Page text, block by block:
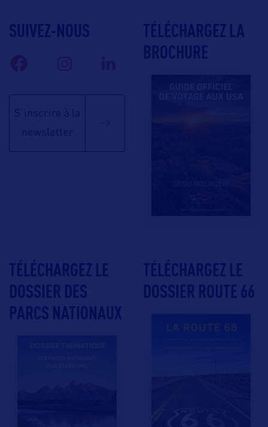
SUIVEZ-NOUS
S'inscrire à la
newsletter
TÉLÉCHARGEZ LA
BROCHURE
TÉLÉCHARGEZ LE
DOSSIER DES
PARCS NATIONAUX
TÉLÉCHARGEZ LE
DOSSIER ROUTE 66